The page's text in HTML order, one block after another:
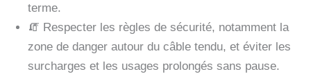
terme.
🧯 Respecter les règles de sécurité, notamment la
zone de danger autour du câble tendu, et éviter les
surcharges et les usages prolongés sans pause.